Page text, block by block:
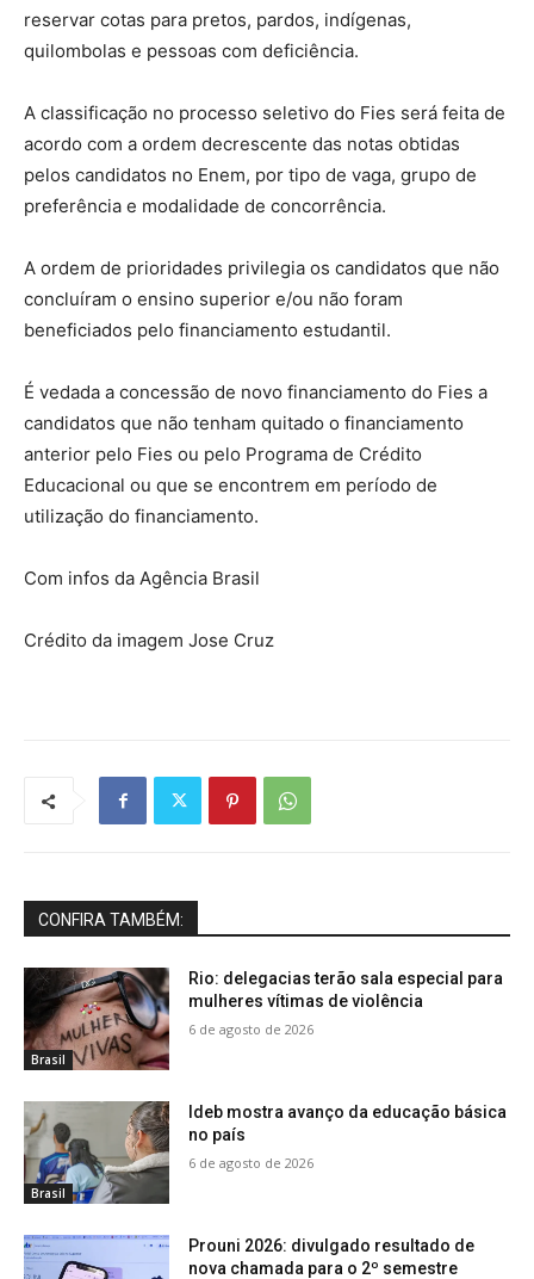
reservar cotas para pretos, pardos, indígenas,
quilombolas e pessoas com deficiência.
A classificação no processo seletivo do Fies será feita de
acordo com a ordem decrescente das notas obtidas
pelos candidatos no Enem, por tipo de vaga, grupo de
preferência e modalidade de concorrência.
A ordem de prioridades privilegia os candidatos que não
concluíram o ensino superior e/ou não foram
beneficiados pelo financiamento estudantil.
É vedada a concessão de novo financiamento do Fies a
candidatos que não tenham quitado o financiamento
anterior pelo Fies ou pelo Programa de Crédito
Educacional ou que se encontrem em período de
utilização do financiamento.
Com infos da Agência Brasil
Crédito da imagem Jose Cruz
CONFIRA TAMBÉM:
Brasil
Rio: delegacias terão sala especial para
mulheres vítimas de violência
6 de agosto de 2026
Brasil
Ideb mostra avanço da educação básica
no país
6 de agosto de 2026
Prouni 2026: divulgado resultado de
nova chamada para o 2º semestre